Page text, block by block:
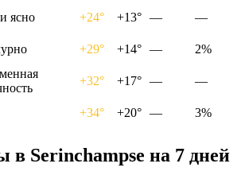
ясно +24° +13° —
—
+29° +14° —
2%
+32° +17° —
—
+34° +20° — 3%
в Serinchampsе на 7 дней